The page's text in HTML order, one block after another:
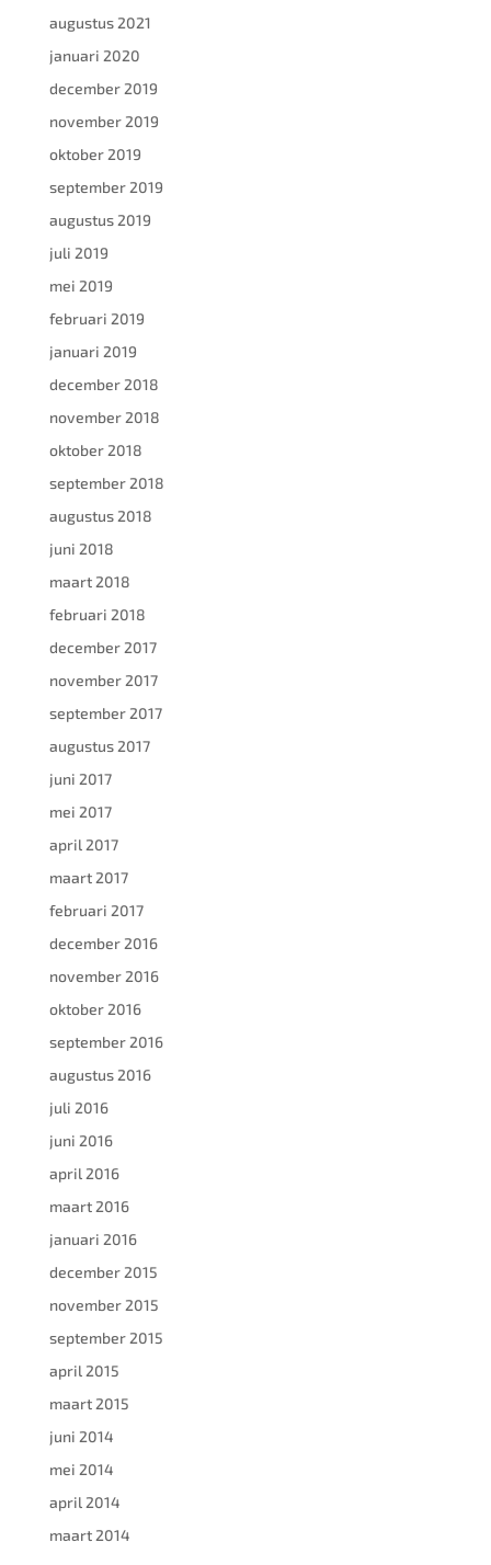
augustus 2021
januari 2020
december 2019
november 2019
oktober 2019
september 2019
augustus 2019
juli 2019
mei 2019
februari 2019
januari 2019
december 2018
november 2018
oktober 2018
september 2018
augustus 2018
juni 2018
maart 2018
februari 2018
december 2017
november 2017
september 2017
augustus 2017
juni 2017
mei 2017
april 2017
maart 2017
februari 2017
december 2016
november 2016
oktober 2016
september 2016
augustus 2016
juli 2016
juni 2016
april 2016
maart 2016
januari 2016
december 2015
november 2015
september 2015
april 2015
maart 2015
juni 2014
mei 2014
april 2014
maart 2014